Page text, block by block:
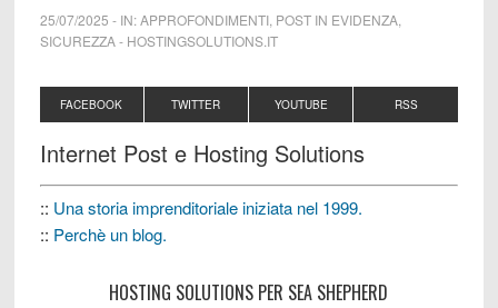
25/07/2025 - IN:APPROFONDIMENTI, POST IN EVIDENZA,
SICUREZZA- HOSTINGSOLUTIONS.IT
FACEBOOK TWITTER YOUTUBE RSS
Internet Post e Hosting Solutions
:: Una storia imprenditoriale iniziata nel 1999.
:: Perchè un blog.
HOSTING SOLUTIONS PER SEA SHEPHERD